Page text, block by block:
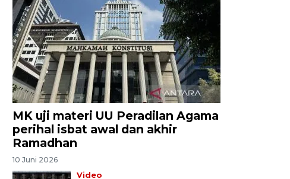
MK uji materi UU Peradilan Agama
perihal isbat awal dan akhir
Ramadhan
10 Juni 2026
Video